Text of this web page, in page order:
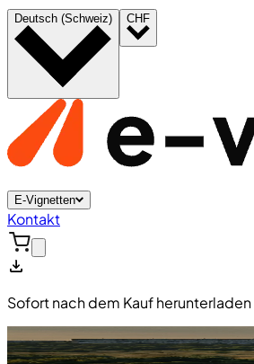
Deutsch (Schweiz) CHF
E-Vignetten
Kontakt
Sofort nach dem Kauf herunterladen